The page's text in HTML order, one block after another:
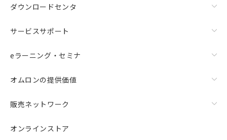
ダウンロードセンタ
サービスサポート
eラーニング・セミナ
オムロンの提供価値
販売ネットワーク
オンラインストア